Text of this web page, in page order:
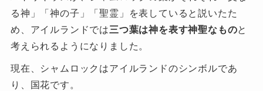
る神」「神の子」「聖霊」を表していると説いたた
め、アイルランドでは三つ葉は神を表す神聖なものと
考えられるようになりました。
現在、シャムロックはアイルランドのシンボルであ
り、国花です。